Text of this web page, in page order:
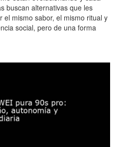
buscan alternativas que les
el mismo sabor, el mismo ritual y
social, pero de una forma